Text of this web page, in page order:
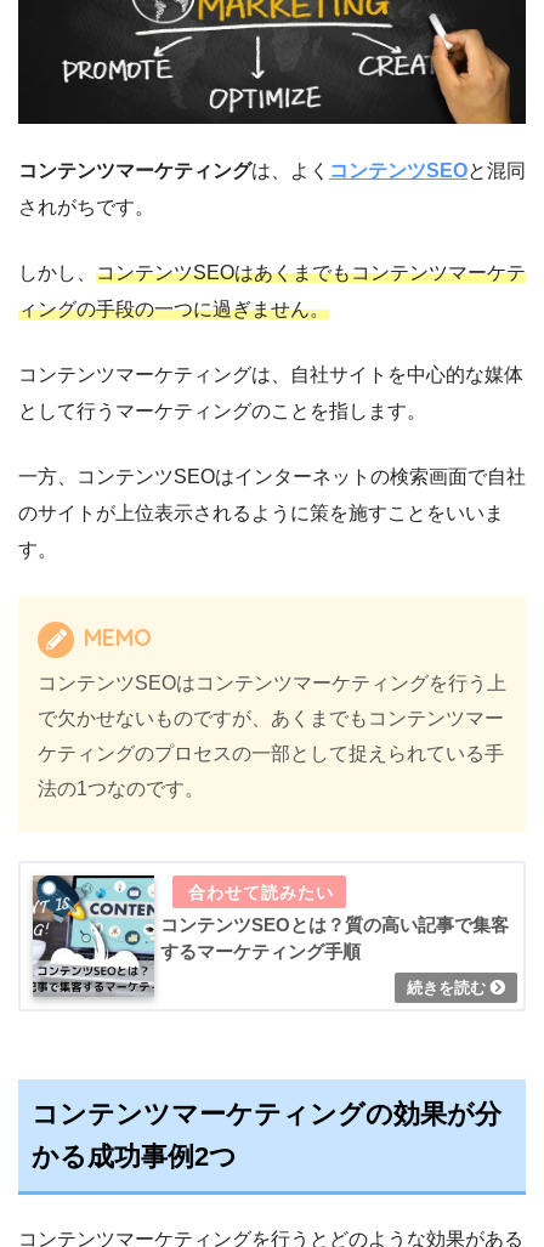
コンテンツマーケティングは、よく コンテンツSEOと混同
されがちです。
しかし、 コンテンツSEOはあくまでもコンテンツマーケテ
ィングの手段の一つに過ぎません。
コンテンツマーケティングは、自社サイトを中心的な媒体
として行うマーケティングのことを指します。
一方、コンテンツSEOはインターネットの検索画面で自社
のサイトが上位表示されるように策を施すことをいいま
す。
MEMO
コンテンツSEOはコンテンツマーケティングを行う上
で欠かせないものですが、あくまでもコンテンツマー
ケティングのプロセスの一部として捉えられている手
法の1つなのです。
コンテンツSEOとは？質の高い記事で集客
するマーケティング手順
コンテンツマーケティングの効果が分
かる成功事例2つ
コンテンツマーケティングを行うとどのような効果がある